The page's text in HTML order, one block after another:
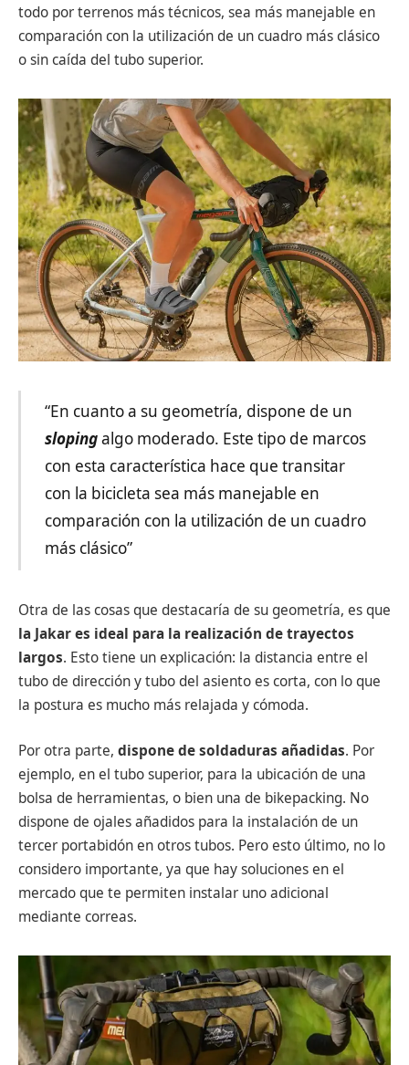
todo por terrenos más técnicos, sea más manejable en
comparación con la utilización de un cuadro más clásico
o sin caída del tubo superior.
“En cuanto a su geometría, dispone de un
slopingalgo moderado. Este tipo de marcos
con esta característica hace que transitar
con la bicicleta sea más manejable en
comparación con la utilización de un cuadro
más clásico”
Otra de las cosas que destacaría de su geometría, es que
la Jakar es ideal para la realización de trayectos
largos. Esto tiene un explicación: la distancia entre el
tubo de dirección y tubo del asiento es corta, con lo que
la postura es mucho más relajada y cómoda.
Por otra parte, dispone de soldaduras añadidas. Por
ejemplo, en el tubo superior, para la ubicación de una
bolsa de herramientas, o bien una de bikepacking. No
dispone de ojales añadidos para la instalación de un
tercer portabidón en otros tubos. Pero esto último, no lo
considero importante, ya que hay soluciones en el
mercado que te permiten instalar uno adicional
mediante correas.